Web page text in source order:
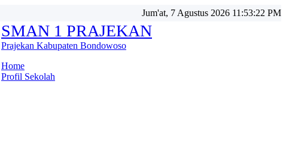
Jum'at, 7 Agustus 2026 11:53:25 PM
SMAN 1 PRAJEKAN
Prajekan Kabupaten Bondowoso
Home
Profil Sekolah